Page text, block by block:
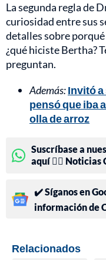
La segunda regla de
curiosidad entre sus
detalles sobre
¿qué hiciste Bertha?
preguntan.
Además:Invitó a
pensó que iba
olla de arroz
Suscríbase a
aquí 👉🏻 Noticias
✔️ Síganos en
información de
Relacionados